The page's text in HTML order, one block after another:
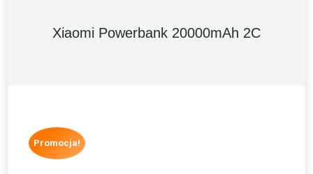
Xiaomi Powerbank 20000mAh 2C
Promocja!